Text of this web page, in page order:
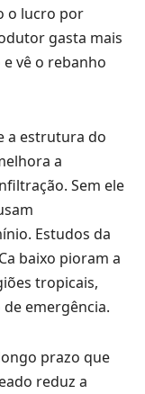
o lucro por
gasta mais
vê o rebanho
a estrutura do
a
Sem ele
Estudos da
baixo pioram a
tropicais,
emergência.
prazo que
reduz a